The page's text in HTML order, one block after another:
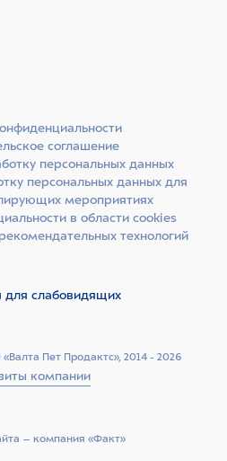
Пет Продактс», 2014 - 2026
компании
соглашение
персональных данных
персональных данных для
мероприятиях
в области cookies
технологий
для слабовидящих
–­ компания «Факт»